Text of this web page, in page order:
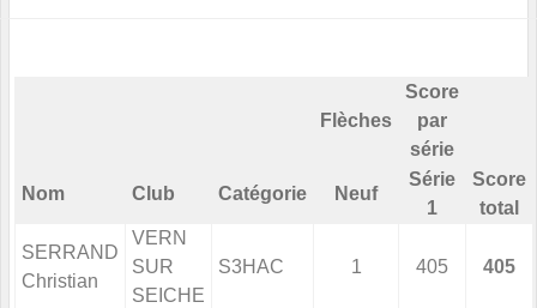
Flèches
Score
par
série
Nom Club Catégorie Neuf
Série
1
Score
total
SERRAND
Christian
VERN
SUR
SEICHE
S3HAC 1 405 405